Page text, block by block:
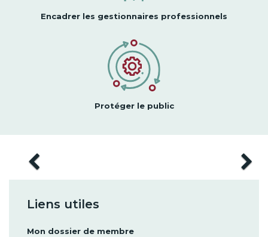
Encadrer les gestionnaires professionnels
Protéger le public
Previous Next
Liens utiles
Mon dossier de membre